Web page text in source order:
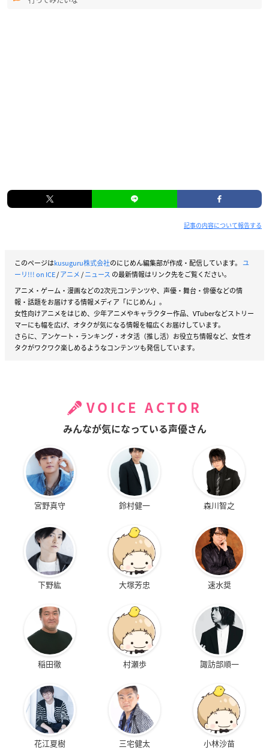
記事の内容について報告する
このページはkusuguru株式会社のにじめん編集部が作成・配信しています。 ユ
ーリ!!! on ICE/アニメ/ニュース の最新情報はリンク先をご覧ください。
アニメ・ゲーム・漫画などの2次元コンテンツや、声優・舞台・俳優などの情
報・話題をお届けする情報メディア「にじめん」。
女性向けアニメをはじめ、少年アニメやキャラクター作品、VTuberなどストリー
マーにも幅を広げ、オタクが気になる情報を幅広くお届けしています。
さらに、アンケート・ランキング・オタ活（推し活）お役立ち情報など、女性オ
タクがワクワク楽しめるようなコンテンツも発信しています。
VOICE ACTOR
みんなが気になっている声優さん
宮野真守 鈴村健一 森川智之
下野紘 大塚芳忠 速水奨
稲田徹 村瀬歩 諏訪部順一
花江夏樹 三宅健太 小林沙苗